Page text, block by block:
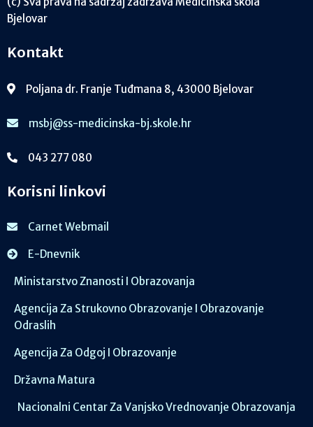
Bjelovar
Kontakt
Poljana dr. Franje Tuđmana 8, 43000 Bjelovar
msbj@ss-medicinska-bj.skole.hr
043 277 080
Korisni linkovi
Carnet Webmail
E-Dnevnik
Ministarstvo Znanosti I Obrazovanja
Agencija Za Strukovno Obrazovanje I Obrazovanje
Odraslih
Agencija Za Odgoj I Obrazovanje
Državna Matura
Nacionalni Centar Za Vanjsko Vrednovanje Obrazovanja